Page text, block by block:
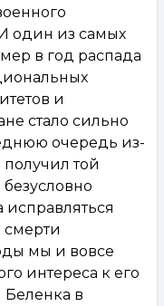
один из самых
в год распада
и
стало сильно
очередь из-
той
исправляться
смерти
мы и вовсе
интереса к его
Беленка в